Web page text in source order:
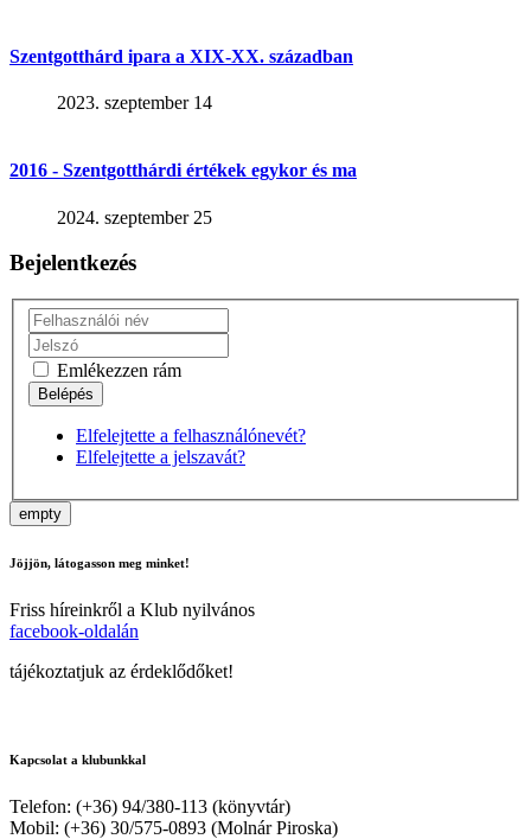
Szentgotthárd ipara a XIX-XX. században
2023. szeptember 14
2016 - Szentgotthárdi értékek egykor és ma
2024. szeptember 25
Bejelentkezés
Emlékezzen rám
Elfelejtette a felhasználónevét?
Elfelejtette a jelszavát?
empty
Jöjjön, látogasson meg minket!
Friss híreinkről a Klub nyilvános
facebook-oldalán
tájékoztatjuk az érdeklődőket!
Kapcsolat a klubunkkal
Telefon: (+36) 94/380-113 (könyvtár)
Mobil: (+36) 30/575-0893 (Molnár Piroska)